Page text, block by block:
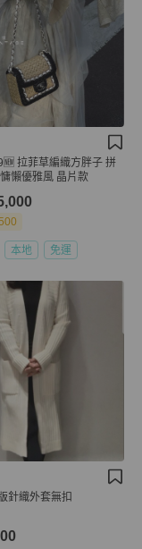
拉菲草編織方胖子 拼
懶優雅風 晶片款
本地 免運
針織外套無扣